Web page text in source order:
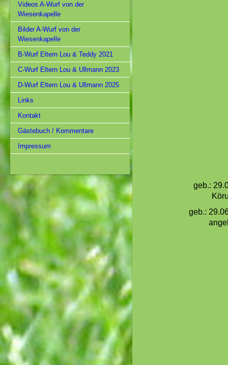
Videos A-Wurf von der
Wiesenkapelle
Bilder A-Wurf von der
Wiesenkapelle
B-Wurf Eltern Lou & Teddy 2021
C-Wurf Eltern Lou & Ullmann 2023
D-Wurf Eltern Lou & Ullmann 2025
Links
Kontakt
Gästebuch / Kommentare
Impressum
geb.:
geb.: